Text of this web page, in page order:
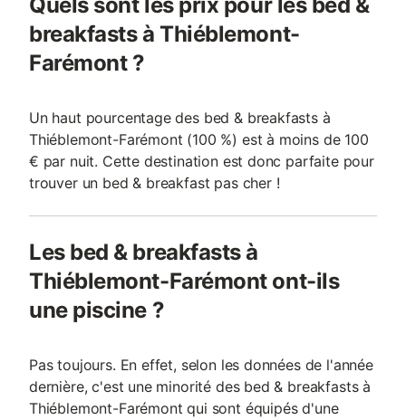
breakfasts à Thiéblemont-
Farémont ?
Un haut pourcentage des bed & breakfasts à
Thiéblemont-Farémont (100 %) est à moins de 100
€ par nuit. Cette destination est donc parfaite pour
trouver un bed & breakfast pas cher !
Les bed & breakfasts à
Thiéblemont-Farémont ont-ils
une piscine ?
Pas toujours. En effet, selon les données de l'année
dernière, c'est une minorité des bed & breakfasts à
Thiéblemont-Farémont qui sont équipés d'une